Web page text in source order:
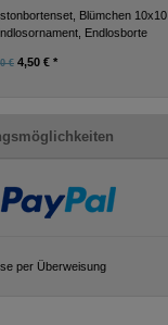
Blümchen 10x10
Endlosborte
€ 4,50 € *
per Überweisung